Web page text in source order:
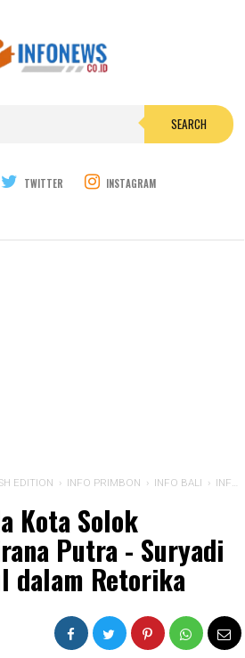
SEARCH
TWITTER INSTAGRAM
EDITION › INFO PRIMBON › INFO BALI › INFO BEKASI
Kota Solok
Putra - Suryadi
dalam Retorika